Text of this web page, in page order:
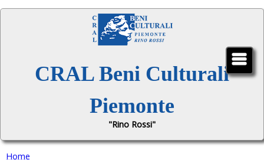
Jump to navigation
CRAL Beni Culturali
Piemonte
"Rino Rossi"
Home